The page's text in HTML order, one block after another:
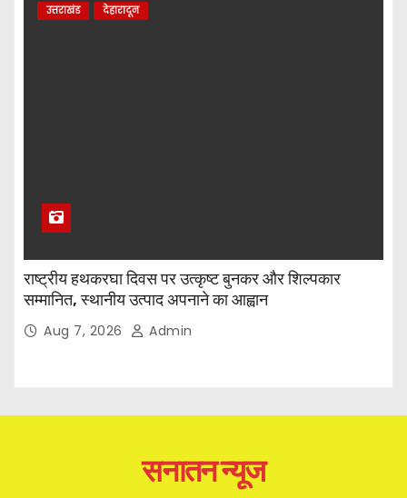
उत्तराखंड देहारादून
राष्ट्रीय हथकरघा दिवस पर उत्कृष्ट बुनकर और शिल्पकार
सम्मानित, स्थानीय उत्पाद अपनाने का आह्वान
Aug 7, 2026 Admin
सनातन न्यूज